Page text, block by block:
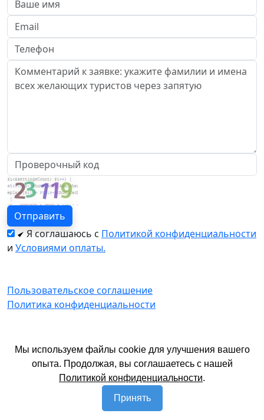
Я соглашаюсь с Политикой конфиденциальности
и Условиями оплаты.
Пользовательское соглашение
Политика конфиденциальности
© 2026 год. Официальный сайт Екатурс.
Имеются противопоказания. Необходима
консультация специалиста.
Мы используем файлы cookie для улучшения вашего
опыта. Продолжая, вы соглашаетесь с нашей
Политикой конфиденциальности.
Принять